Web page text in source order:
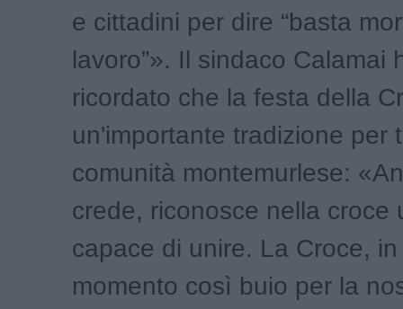
e cittadini per dire “basta
lavoro”». Il sindaco Calamai
ricordato che la festa della
un'importante tradizione per
comunità montemurlese:
crede, riconosce nella croce
capace di unire. La Croce,
momento così buio per la